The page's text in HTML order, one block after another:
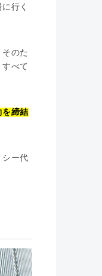
行く
のた
べて
を締結
シー代